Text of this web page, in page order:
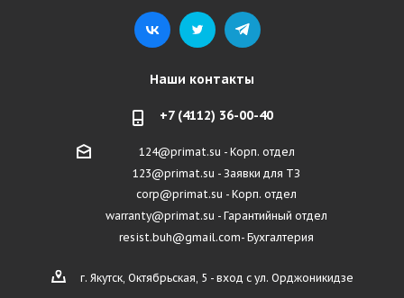
Наши контакты
+7 (4112) 36-00-40
124@primat.su - Корп. отдел
123@primat.su - Заявки для ТЗ
corp@primat.su - Корп. отдел
warranty@primat.su - Гарантийный отдел
resist.buh@gmail.com- Бухгалтерия
г. Якутск, Октябрьская, 5 - вход с ул. Орджоникидзе